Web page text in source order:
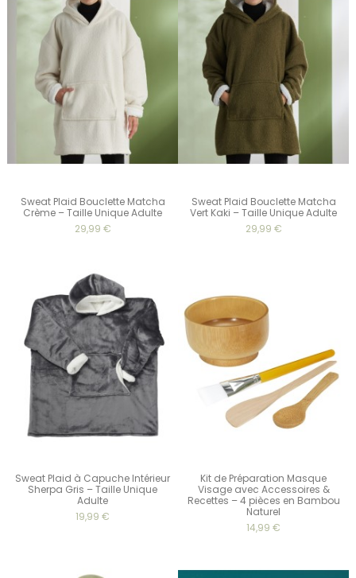
Sweat Plaid Bouclette Matcha
Crème – Taille Unique Adulte
29,99 €
Sweat Plaid Bouclette Matcha
Vert Kaki – Taille Unique Adulte
29,99 €
Sweat Plaid à Capuche Intérieur
Sherpa Gris – Taille Unique
Adulte
19,99 €
Kit de Préparation Masque
Visage avec Accessoires &
Recettes – 4 pièces en Bambou
Naturel
14,99 €